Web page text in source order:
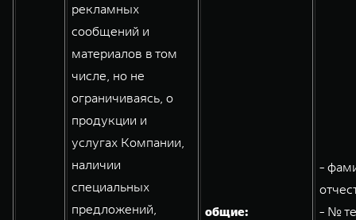
рекламных
сообщений и
материалов в том
числе, но не
ограничиваясь, о
продукции и
услугах Компании,
наличии
специальных
предложений,
общие:
-
- №